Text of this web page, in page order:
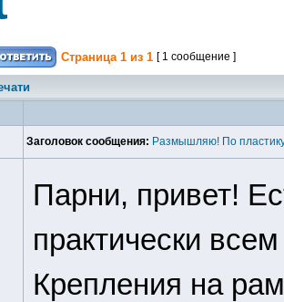
Страница 1 из 1 [ 1 сообщение ]
Заголовок сообщения: Размышляю! По
Парни, привет!
практически
Крепления на